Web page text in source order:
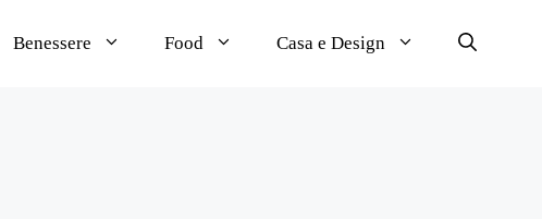
Benessere Food Casa e Design